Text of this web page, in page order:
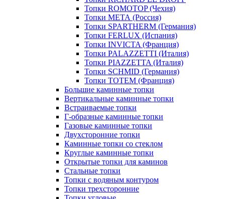
Топки ROMOTOP (Чехия)
Топки МЕТА (Россия)
Топки SPARTHERM (Германия)
Топки FERLUX (Испания)
Топки INVICTA (Франция)
Топки PALAZZETTI (Италия)
Топки PIAZZETTA (Италия)
Топки SCHMID (Германия)
Топки TOTEM (Франция)
Большие каминные топки
Вертикальные каминные топки
Встраиваемые топки
Г-образные каминные топки
Газовые каминные топки
Двухсторонние топки
Каминные топки со стеклом
Круглые каминные топки
Открытые топки для каминов
Стальные топки
Топки с водяным контуром
Топки трехсторонние